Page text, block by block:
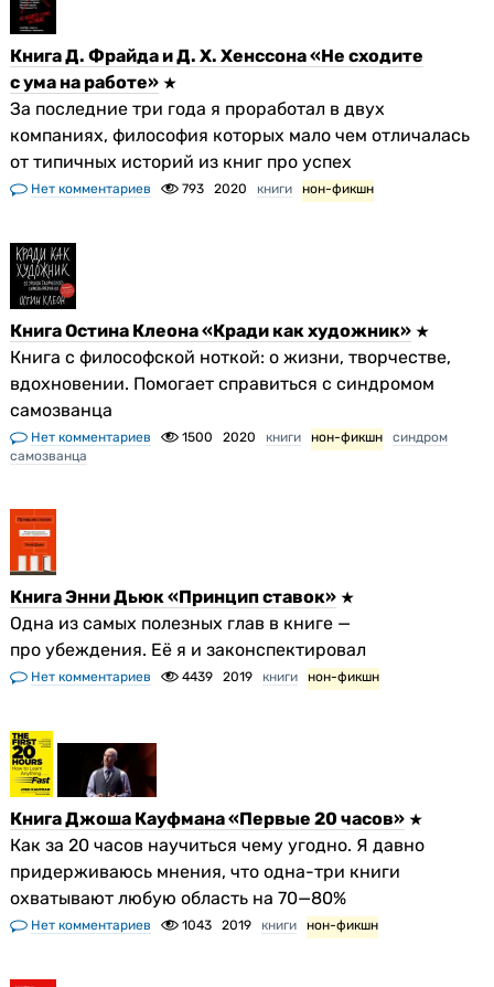
Книга Д. Фрайда и Д. Х. Хенссона «Не сходите
с ума на работе»
За последние три года я проработал в двух
компаниях, философия которых мало чем отличалась
от типичных историй из книг про успех
Нет комментариев 793 2020 книги нон-фикшн
Книга Остина Клеона «Кради как художник»
Книга с философской ноткой: о жизни, творчестве,
вдохновении. Помогает справиться с синдромом
самозванца
Нет комментариев 1500 2020 книги нон-фикшн
синдром
самозванца
Книга Энни Дьюк «Принцип ставок»
Одна из самых полезных глав в книге —
про убеждения. Её я и законспектировал
Нет комментариев 4439 2019 книги нон-фикшн
Книга Джоша Кауфмана «Первые 20 часов»
Как за 20 часов научиться чему угодно. Я давно
придерживаюсь мнения, что одна-три книги
охватывают любую область на 70—80%
Нет комментариев 1043 2019 книги нон-фикшн